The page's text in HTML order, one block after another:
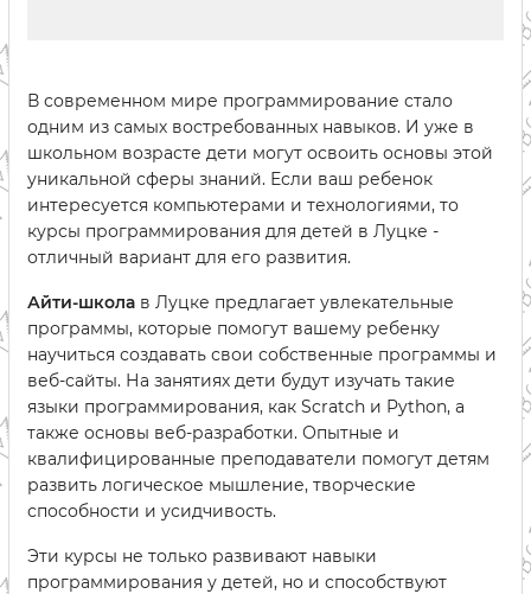
В современном мире программирование стало
одним из самых востребованных навыков. И уже в
школьном возрасте дети могут освоить основы этой
уникальной сферы знаний. Если ваш ребенок
интересуется компьютерами и технологиями, то
курсы программирования для детей в Луцке -
отличный вариант для его развития.
Айти-школа в Луцке предлагает увлекательные
программы, которые помогут вашему ребенку
научиться создавать свои собственные программы и
веб-сайты. На занятиях дети будут изучать такие
языки программирования, как Scratch и Python, а
также основы веб-разработки. Опытные и
квалифицированные преподаватели помогут детям
развить логическое мышление, творческие
способности и усидчивость.
Эти курсы не только развивают навыки
программирования у детей, но и способствуют